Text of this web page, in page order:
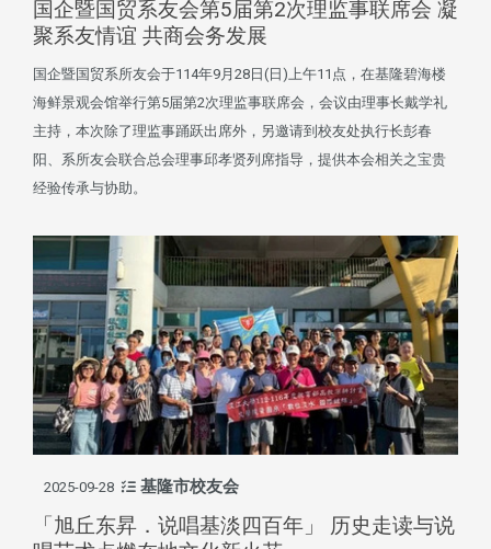
国企暨国贸系友会第5届第2次理监事联席会 凝
聚系友情谊 共商会务发展
国企暨国贸系所友会于114年9月28日(日)上午11点，在基隆碧海楼
海鲜景观会馆举行第5届第2次理监事联席会，会议由理事长戴学礼
主持，本次除了理监事踊跃出席外，另邀请到校友处执行长彭春
阳、系所友会联合总会理事邱孝贤列席指导，提供本会相关之宝贵
经验传承与协助。
2025-09-28 基隆市校友会
「旭丘东昇．说唱基淡四百年」 历史走读与说